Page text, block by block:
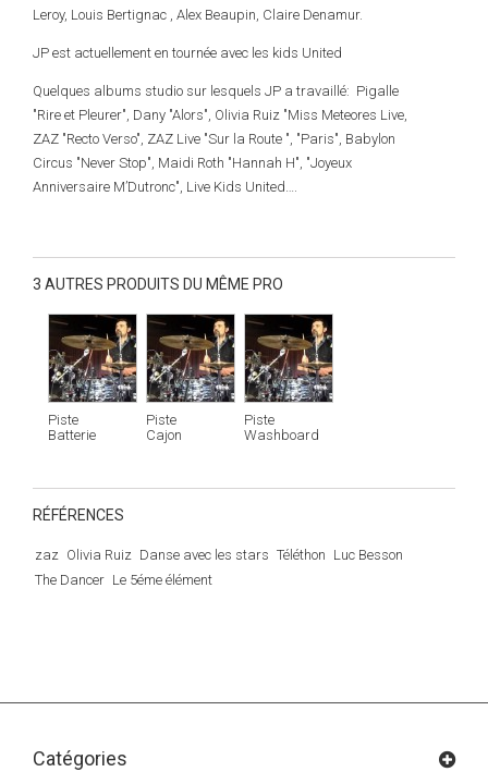
Leroy, Louis Bertignac , Alex Beaupin, Claire Denamur.
JP est actuellement en tournée avec les kids United
Quelques albums studio sur lesquels JP a travaillé: Pigalle
"Rire et Pleurer", Dany "Alors", Olivia Ruiz "Miss Meteores Live,
ZAZ "Recto Verso", ZAZ Live "Sur la Route ", "Paris", Babylon
Circus "Never Stop", Maidi Roth "Hannah H", "Joyeux
Anniversaire M’Dutronc", Live Kids United….
3 AUTRES PRODUITS DU MÊME PRO
Piste
Batterie
Piste
Cajon
Piste
Washboard
RÉFÉRENCES
zaz Olivia Ruiz Danse avec les stars Téléthon Luc Besson
The Dancer Le 5éme élément
Catégories